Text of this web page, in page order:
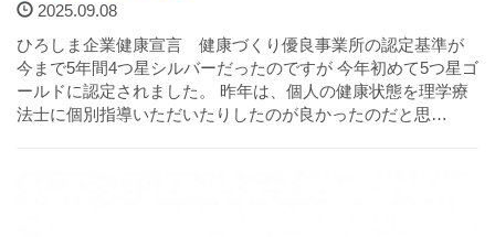
2025.09.08
ひろしま企業健康宣言 健康づくり優良事業所の認定基準が
今まで5年間4つ星シルバーだったのですが 今年初めて5つ星ゴ
ールドに認定されました。 昨年は、個人の健康状態を理学療
法士に個別指導いただいたりしたのが良かったのだと思…